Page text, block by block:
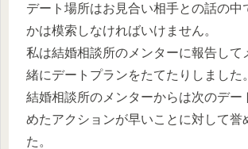
デート場所はお見合い相手との話の中
かは模索しなければいけません。
私は結婚相談所のメンターに報告して
緒にデートプランをたてたりしました。
結婚相談所のメンターからは次のデー
めたアクションが早いことに対して誉
た。